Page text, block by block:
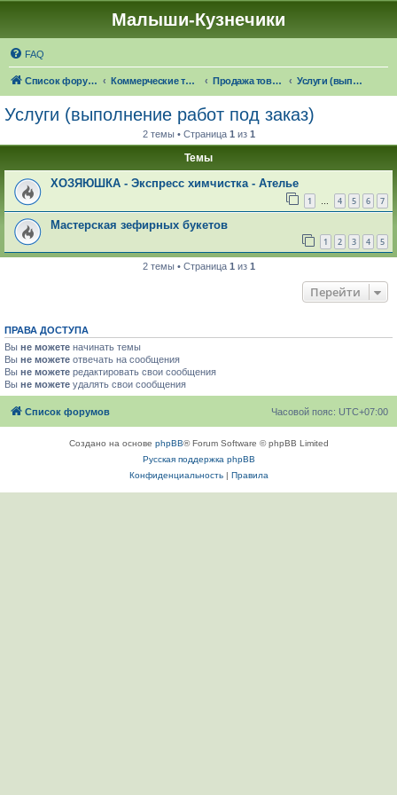
Малыши-Кузнечики
FAQ
Список форумов Коммерческие темы Продажа товаров "в наличии", оказание услуг Услуги (выполнение работ под заказ)
Услуги (выполнение работ под заказ)
2 темы • Страница 1 из 1
Темы
ХОЗЯЮШКА - Экспресс химчистка - Ателье
1 … 4 5 6 7
Мастерская зефирных букетов
1 2 3 4 5
2 темы • Страница 1 из 1
Перейти
ПРАВА ДОСТУПА
Вы не можете начинать темы
Вы не можете отвечать на сообщения
Вы не можете редактировать свои сообщения
Вы не можете удалять свои сообщения
Список форумов Часовой пояс: UTC+07:00
Создано на основе phpBB® Forum Software © phpBB Limited
Русская поддержка phpBB
Конфиденциальность| Правила